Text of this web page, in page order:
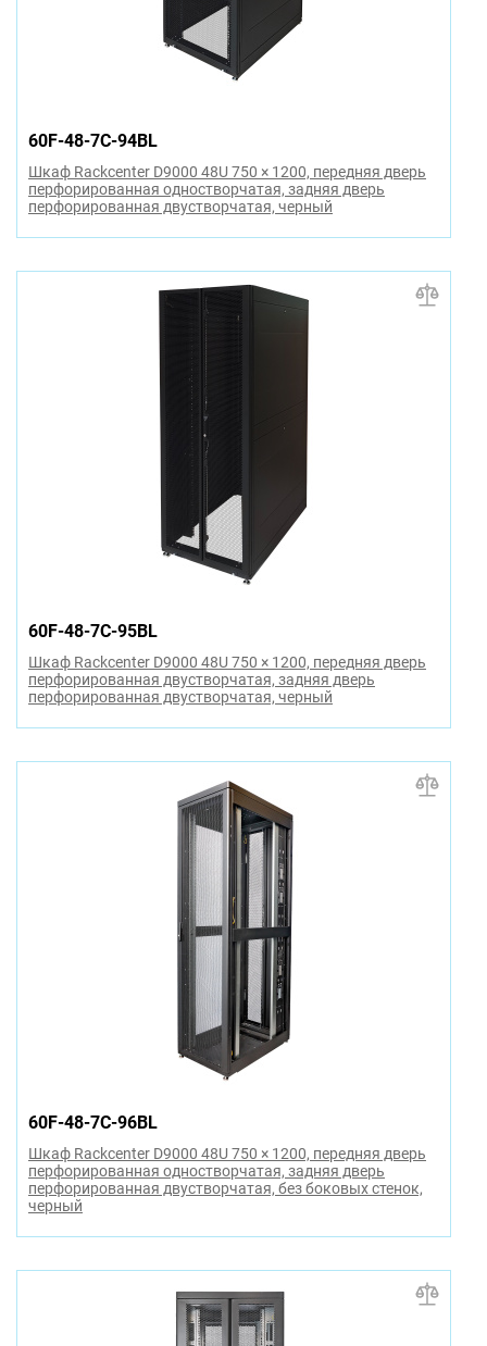
60F-48-7C-94BL
Шкаф Rackcenter D9000 48U 750 × 1200, передняя дверь
перфорированная одностворчатая, задняя дверь
перфорированная двустворчатая, черный
60F-48-7C-95BL
Шкаф Rackcenter D9000 48U 750 × 1200, передняя дверь
перфорированная двустворчатая, задняя дверь
перфорированная двустворчатая, черный
60F-48-7C-96BL
Шкаф Rackcenter D9000 48U 750 × 1200, передняя дверь
перфорированная одностворчатая, задняя дверь
перфорированная двустворчатая, без боковых стенок,
черный